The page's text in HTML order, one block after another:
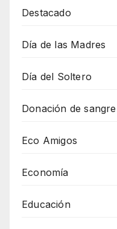
Destacado
Día de las Madres
Día del Soltero
Donación de sangre
Eco Amigos
Economía
Educación